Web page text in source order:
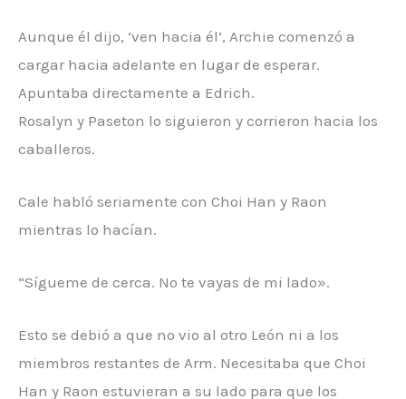
Aunque él dijo, ‘ven hacia él’, Archie comenzó a
cargar hacia adelante en lugar de esperar.
Apuntaba directamente a Edrich.
Rosalyn y Paseton lo siguieron y corrieron hacia los
caballeros.
Cale habló seriamente con Choi Han y Raon
mientras lo hacían.
“Sígueme de cerca. No te vayas de mi lado».
Esto se debió a que no vio al otro León ni a los
miembros restantes de Arm. Necesitaba que Choi
Han y Raon estuvieran a su lado para que los